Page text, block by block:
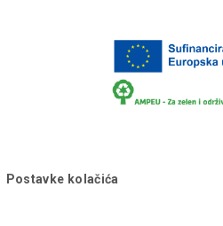
Postavke kolačića